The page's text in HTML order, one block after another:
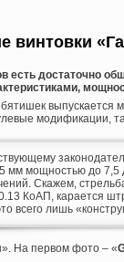
винтовки
есть достаточно
модификации,
мм мощностью до
Скажем,
КоАП, карается
всего лишь
На первом фото – «